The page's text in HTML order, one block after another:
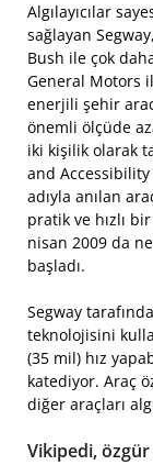
Algılayıcılar
sağlayan
Bush ile çok
General Motors
enerjili şehir
önemli ölçüde
iki kişilik olarak
and Accessibility
adıyla anılan
pratik ve hızlı
nisan 2009 da
başladı.
Segway
teknolojisini
(35 mil) hız
katediyor. Araç
diğer araçları
Vikipedi,